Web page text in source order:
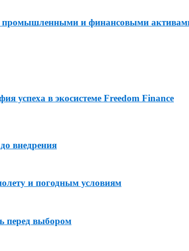
промышленными и финансовыми
успеха в экосистеме Freedom Finance
внедрения
и погодным условиям
перед выбором